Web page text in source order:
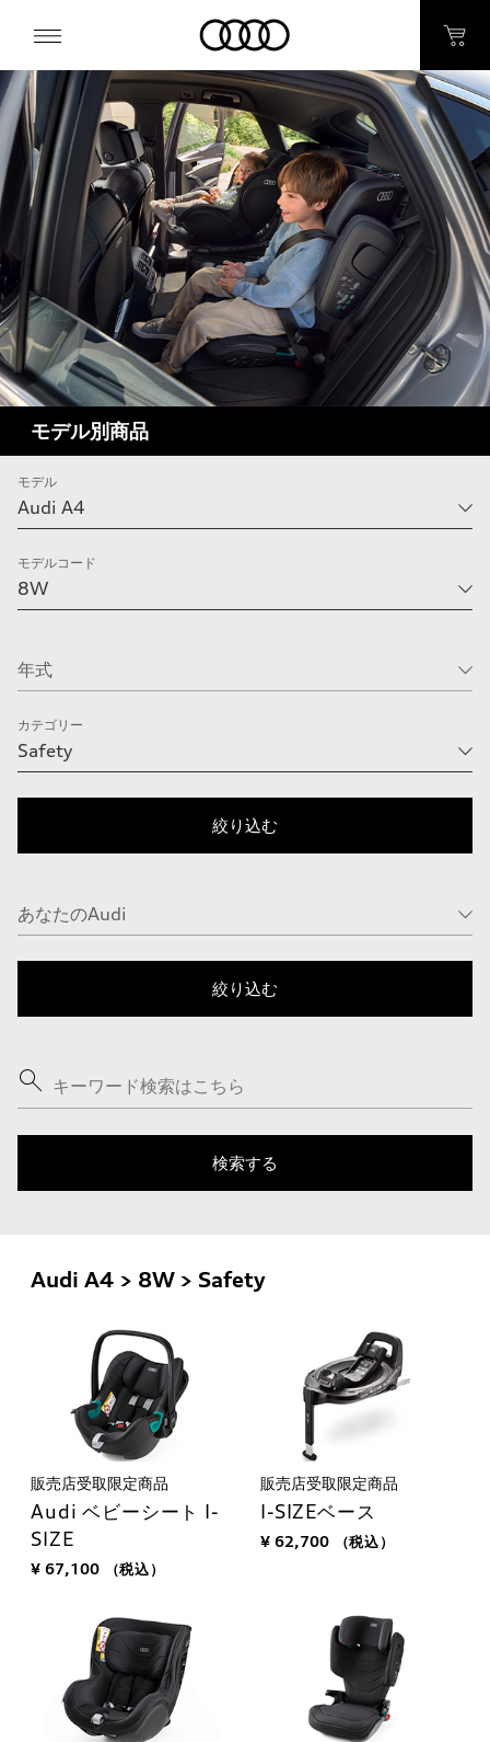
モデル別商品
モデル
モデルコード
カテゴリー
Audi A4 > 8W > Safety
販売店受取限定商品
Audi ベビーシート I-
SIZE
¥ 67,100 （税込）
販売店受取限定商品
I-SIZEベース
¥ 62,700 （税込）